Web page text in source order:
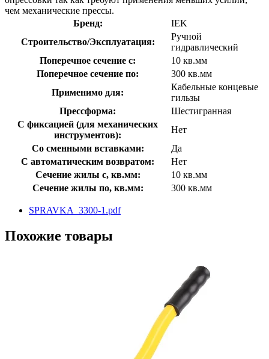
чем механические прессы.
Бренд:
IEK
Строительство/Эксплуатация:
Ручной
гидравлический
Поперечное сечение с:
10 кв.мм
Поперечное сечение по:
300 кв.мм
Применимо для:
Кабельные концевые
гильзы
Прессформа:
Шестигранная
С фиксацией (для механических
инструментов):
Нет
Со сменными вставками:
Да
С автоматическим возвратом:
Нет
Сечение жилы с, кв.мм:
10 кв.мм
Сечение жилы по, кв.мм:
300 кв.мм
SPRAVKA_3300-1.pdf
Похожие товары